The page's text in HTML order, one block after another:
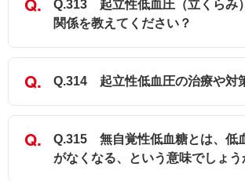
Q.313 起立性低血圧（立くらみ
関係を教えてください？
Q.314 起立性低血圧の治療や対
Q.315 無自覚性低血糖とは、低
がなくなる、という意味でしょう